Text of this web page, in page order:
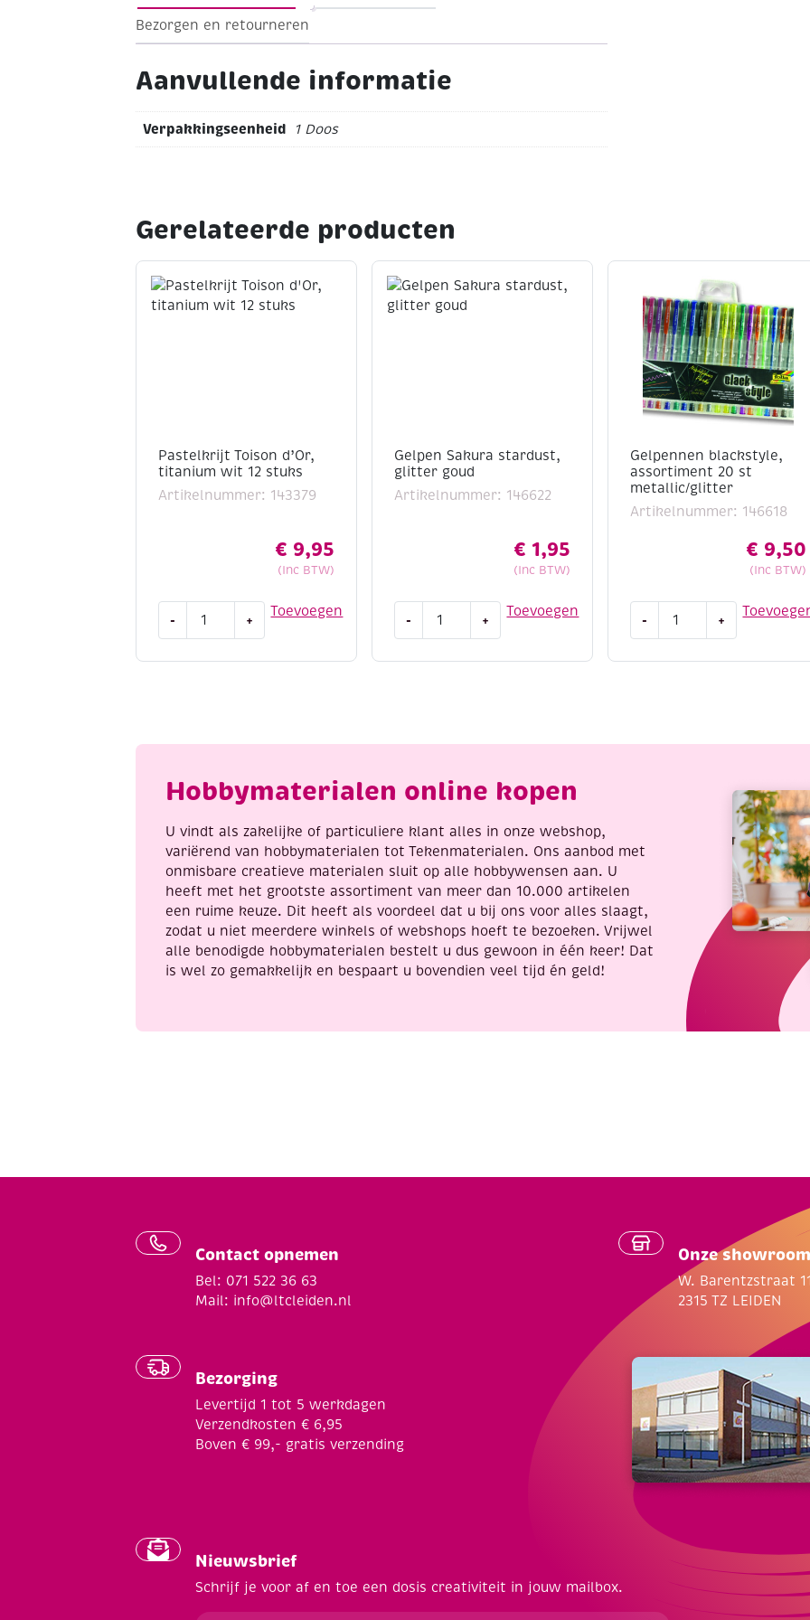
Bezorgen en retourneren
Aanvullende informatie
Verpakkingseenheid 1 Doos
Gerelateerde producten
Pastelkrijt Toison d’Or,
titanium wit 12 stuks
Artikelnummer: 143379
€ 9,95
(Inc BTW)
Toevoegen
- +
Gelpen Sakura stardust,
glitter goud
Artikelnummer: 146622
€ 1,95
(Inc BTW)
Toevoegen
- +
Gelpennen blackstyle,
assortiment 20 st
metallic/glitter
Artikelnummer: 146618
€ 9,50
(Inc BTW)
- +
Hobbymaterialen online kopen
U vindt als zakelijke of particuliere klant alles in onze webshop,
variërend van hobbymaterialen tot Tekenmaterialen. Ons aanbod met
onmisbare creatieve materialen sluit op alle hobbywensen aan. U
heeft met het grootste assortiment van meer dan 10.000 artikelen
een ruime keuze. Dit heeft als voordeel dat u bij ons voor alles slaagt,
zodat u niet meerdere winkels of webshops hoeft te bezoeken. Vrijwel
alle benodigde hobbymaterialen bestelt u dus gewoon in één keer! Dat
is wel zo gemakkelijk en bespaart u bovendien veel tijd én geld!
Contact opnemen
Bel: 071 522 36 63
Mail: info@ltcleiden.nl
Bezorging
Levertijd 1 tot 5 werkdagen
Verzendkosten € 6,95
Boven € 99,- gratis verzending
Onze showroom
W. Barentzstraat
2315 TZ LEIDEN
Nieuwsbrief
Schrijf je voor af en toe een dosis creativiteit in jouw mailbox.